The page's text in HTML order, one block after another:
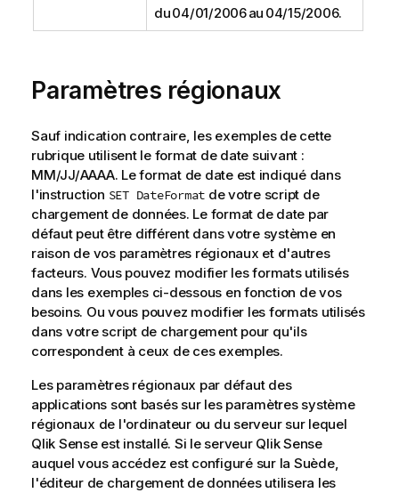
du 04/01/2006 au 04/15/2006.
Paramètres régionaux
Sauf indication contraire, les exemples de cette
rubrique utilisent le format de date suivant :
MM/JJ/AAAA. Le format de date est indiqué dans
l'instruction SET DateFormat de votre script de
chargement de données. Le format de date par
défaut peut être différent dans votre système en
raison de vos paramètres régionaux et d'autres
facteurs. Vous pouvez modifier les formats utilisés
dans les exemples ci-dessous en fonction de vos
besoins. Ou vous pouvez modifier les formats utilisés
dans votre script de chargement pour qu'ils
correspondent à ceux de ces exemples.
Les paramètres régionaux par défaut des
applications sont basés sur les paramètres système
régionaux de l'ordinateur ou du serveur sur lequel
Qlik Senseest installé. Si le serveur Qlik Sense
auquel vous accédez est configuré sur la Suède,
l'éditeur de chargement de données utilisera les